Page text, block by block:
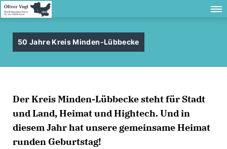
50 Jahre Kreis Minden-Lübbecke
Der Kreis Minden-Lübbecke steht für Stadt
und Land, Heimat und Hightech. Und in
diesem Jahr hat unsere gemeinsame Heimat
runden Geburtstag!